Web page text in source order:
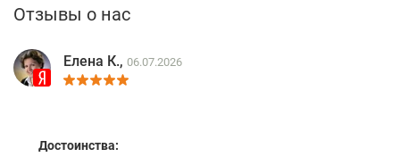
Отзывы о нас
Елена К., 06.07.2026
Достоинства: